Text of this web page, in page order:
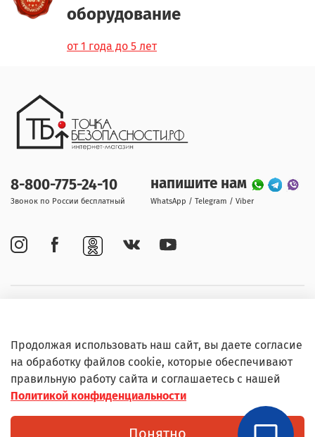
оборудование
от 1 года до 5 лет
Информация
8-800-775-24-10
Звонок по России бесплатный
напишите нам
WhatsApp / Telegram / Viber
© Любое использование контента без письменного
Продолжая использовать наш сайт, вы даете согласие
на обработку файлов cookie, которые обеспечивают
правильную работу сайта и соглашаетесь с нашей
Политикой конфиденциальности
Понятно